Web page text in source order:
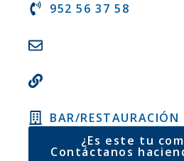
952 56 37 58
BAR/RESTAURACIÓN
¿Es este tu
Contáctanos